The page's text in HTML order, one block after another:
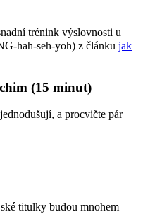
trénink výslovnosti u
hah-seh-yoh) z článku jak
(15 minut)
a procvičte pár
titulky budou mnohem